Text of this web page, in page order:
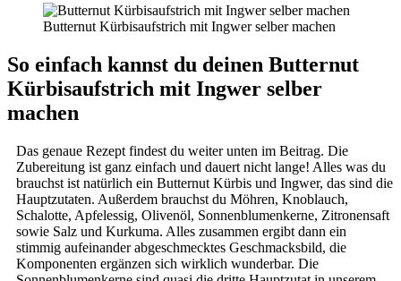
Butternut Kürbisaufstrich mit Ingwer selber machen
So einfach kannst du deinen Butternut
Kürbisaufstrich mit Ingwer selber
machen
Das genaue Rezept findest du weiter unten im Beitrag. Die
Zubereitung ist ganz einfach und dauert nicht lange! Alles was du
brauchst ist natürlich ein Butternut Kürbis und Ingwer, das sind die
Hauptzutaten. Außerdem brauchst du Möhren, Knoblauch,
Schalotte, Apfelessig, Olivenöl, Sonnenblumenkerne, Zitronensaft
sowie Salz und Kurkuma. Alles zusammen ergibt dann ein
stimmig aufeinander abgeschmecktes Geschmacksbild, die
Komponenten ergänzen sich wirklich wunderbar. Die